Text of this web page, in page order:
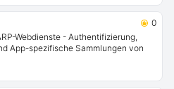
0
Webdienste - Authentifizierung,
App-spezifische Sammlungen von